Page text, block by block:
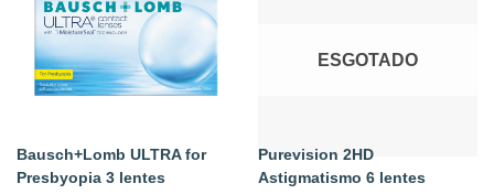
Bausch+Lomb ULTRA for
Presbyopia 3 lentes
ESGOTADO
Purevision 2HD
Astigmatismo 6 lentes